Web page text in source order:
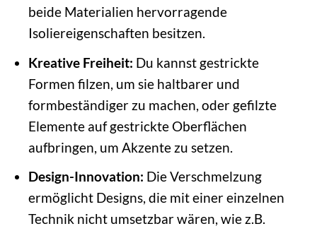
beide Materialien hervorragende
Isoliereigenschaften besitzen.
Kreative Freiheit: Du kannst gestrickte
Formen filzen, um sie haltbarer und
formbeständiger zu machen, oder gefilzte
Elemente auf gestrickte Oberflächen
aufbringen, um Akzente zu setzen.
Design-Innovation: Die Verschmelzung
ermöglicht Designs, die mit einer einzelnen
Technik nicht umsetzbar wären, wie z.B.